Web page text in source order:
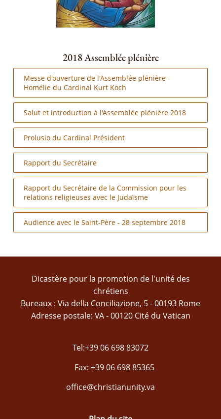
2018 Assemblée plénière
Messe d'ouverture de l'Assemblée plénière -
Homélie du Cardinal Kurt Koch
Salut et introduction à l'Assemblée plénière 2018
Prolusio du Cardinal Président
Rapport du Secrétaire
Rapport du Secrétaire de la Commission pour les
relations religieuses avec le Judaïsme
Audience avec le Saint-Père - 28 septembre 2018
Dicastère pour la promotion de l'unité des
chrétiens
Bureaux : Via della Conciliazione, 5 - 00193 Rome
Adresse postale: VA - 00120 Cité du Vatican
Tel:+39 06 698 83072
Fax: +39 06 698 85365
office@christianunity.va